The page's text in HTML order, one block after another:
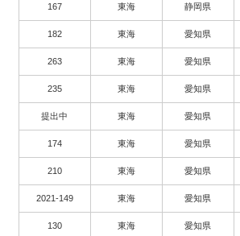
167 東海 静岡県
182 東海 愛知県
263 東海 愛知県
235 東海 愛知県
提出中 東海 愛知県
174 東海 愛知県
210 東海 愛知県
2021-149 東海 愛知県
130 東海 愛知県